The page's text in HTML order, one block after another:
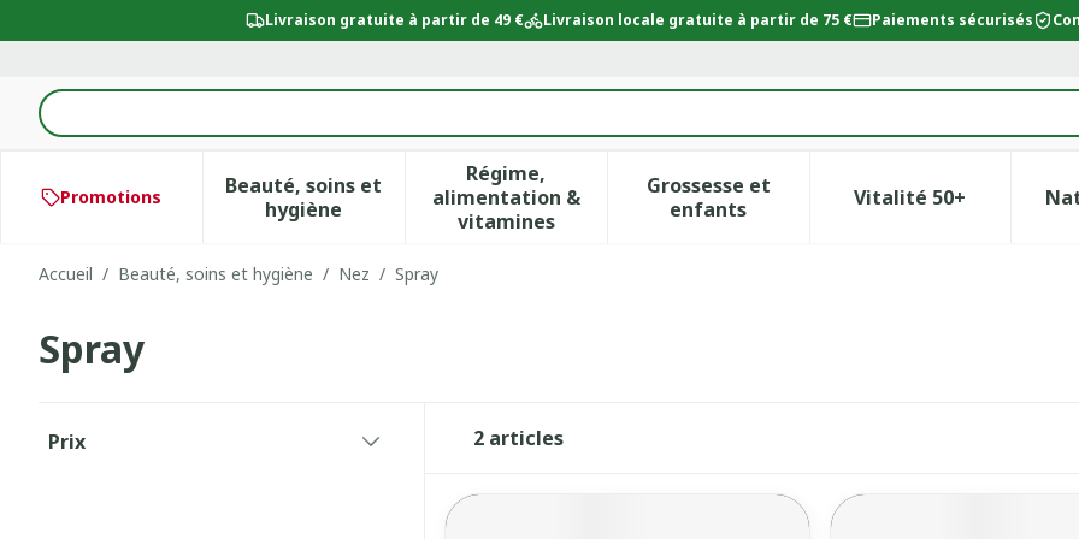
Livraison gratuite à partir de 49 € Livraison locale gratuite à partir de 75 € Paiements sécurisés
Rechercher
Promotions
Beauté, soins et
hygièneAfficher le sous-menu pour la catégorie Beauté, soins et hygiène
Régime,
alimentation &
vitamines
Afficher le sous-menu pour la catégorie Régime,
Grossesse et
enfantsAfficher le sous-menu pour la
Vitalité 50+Afficher le sous-
Accueil / Beauté, soins et hygiène / Nez / Spray
Spray
Prix
2 articles